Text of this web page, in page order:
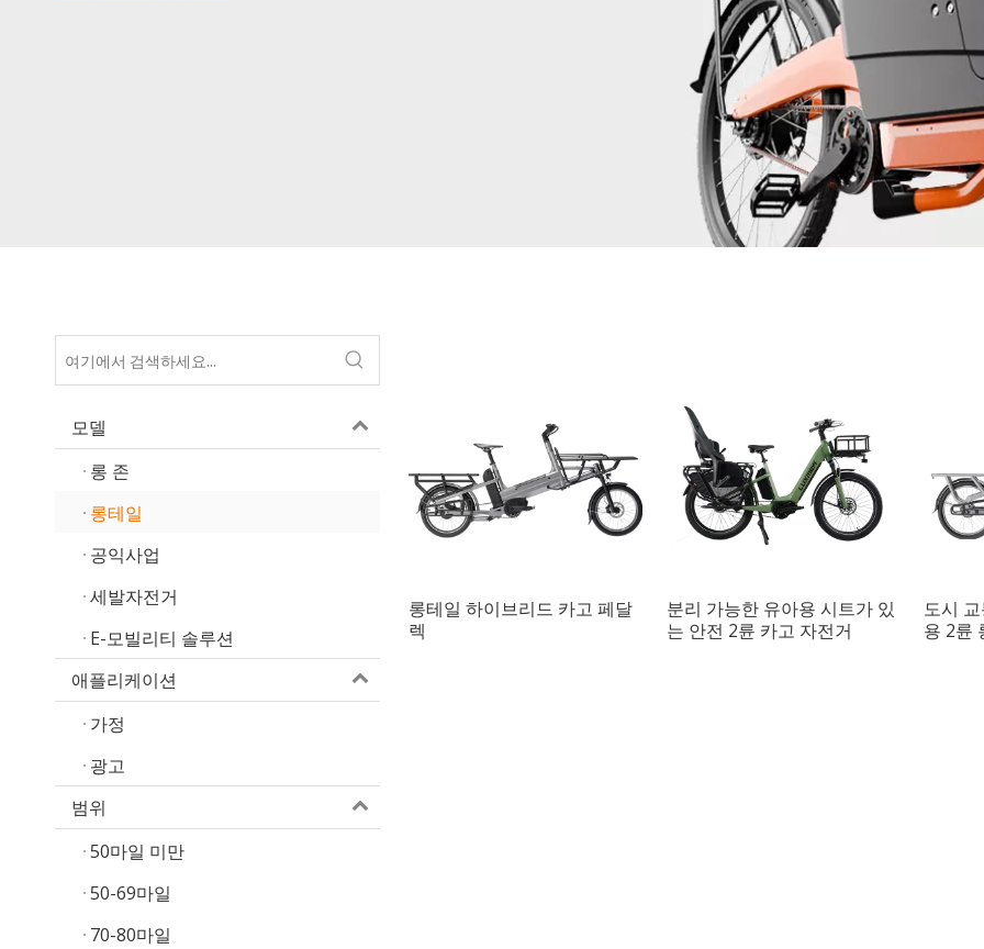
모델
롱 존
롱테일
공익사업
세발자전거
E-모빌리티 솔루션
애플리케이션
가정
광고
범위
50마일 미만
50-69마일
70-80마일
롱테일 하이브리드 카고 페달
렉
분리 가능한 유아용 시트가 있
는 안전 2륜 카고 자전거
도시
용 2륜